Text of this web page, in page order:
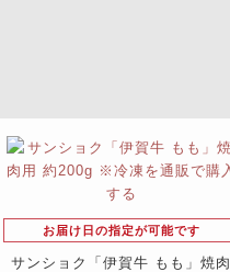
お届け日の指定が可能です
サンショク「伊賀牛 もも」焼肉